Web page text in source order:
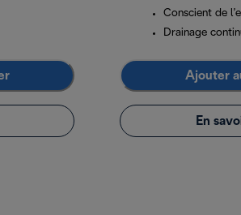
Conscient de
Drainage
Ajouter
En